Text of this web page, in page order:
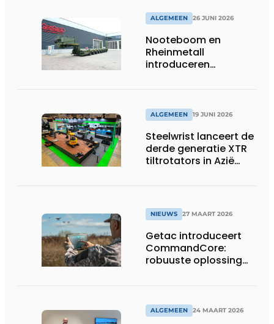
ALGEMEEN 26 JUNI 2026
Nooteboom en
Rheinmetall
introduceren
ALGEMEEN 19 JUNI 2026
Steelwrist lanceert de
derde generatie XTR
tiltrotators in Azië
NIEUWS 27 MAART 2026
Getac introduceert
CommandCore:
robuuste oplossing
ALGEMEEN 24 MAART 2026